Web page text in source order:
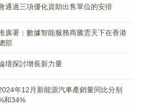
通過三項優化資助出售單位的安排
廣署：數據智能服務商騰雲天下在香港
部
壇探討增長新力量
年12月新能源汽車產銷量同比分别
和34%